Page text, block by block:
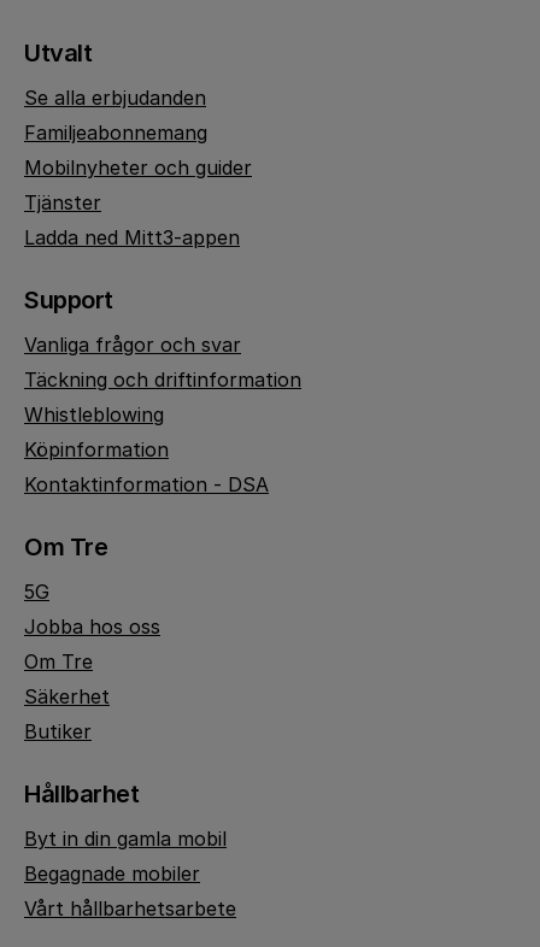
Utvalt
Se alla erbjudanden
Familjeabonnemang
Mobilnyheter och guider
Tjänster
Ladda ned Mitt3-appen
Support
Vanliga frågor och svar
Täckning och driftinformation
Whistleblowing
Köpinformation
Kontaktinformation - DSA
Om Tre
5G
Jobba hos oss
Om Tre
Säkerhet
Butiker
Hållbarhet
Byt in din gamla mobil
Begagnade mobiler
Vårt hållbarhetsarbete